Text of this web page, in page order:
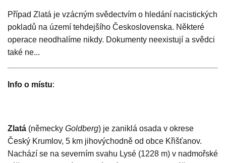
Případ Zlatá je vzácným svědectvím o hledání nacistických
pokladů na území tehdejšího Československa. Některé
operace neodhalíme nikdy. Dokumenty neexistují a svědci
také ne...
Info o místu:
Zlatá (německy Goldberg) je zaniklá osada v okrese
Český Krumlov, 5 km jihovýchodně od obce Křišťanov.
Nachází se na severním svahu Lysé (1228 m) v nadmořské